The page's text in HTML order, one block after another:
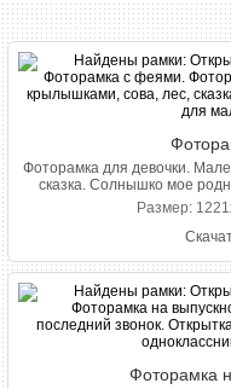
Фоторамка для девочки.
сказка. Солнышко мое
Размер:
Фоторамка